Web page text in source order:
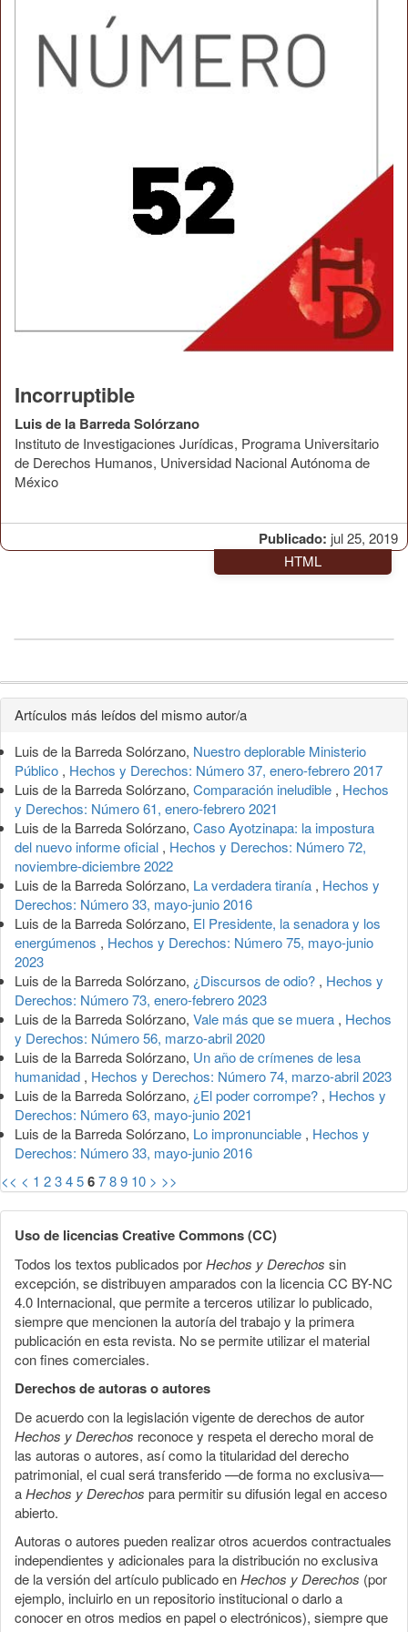
Publicado: jul 25, 2019
Incorruptible
Luis de la Barreda Solórzano
Instituto de Investigaciones Jurídicas, Programa Universitario
de Derechos Humanos, Universidad Nacional Autónoma de
México
HTML
Detalles
del
artículo
Artículos más leídos del mismo autor/a
Luis de la Barreda Solórzano, Nuestro deplorable Ministerio
Público , Hechos y Derechos: Número 37, enero-febrero 2017
Luis de la Barreda Solórzano, Comparación ineludible , Hechos
y Derechos: Número 61, enero-febrero 2021
Luis de la Barreda Solórzano, Caso Ayotzinapa: la impostura
del nuevo informe oficial , Hechos y Derechos: Número 72,
noviembre-diciembre 2022
Luis de la Barreda Solórzano, La verdadera tiranía , Hechos y
Derechos: Número 33, mayo-junio 2016
Luis de la Barreda Solórzano, El Presidente, la senadora y los
energúmenos , Hechos y Derechos: Número 75, mayo-junio
2023
Luis de la Barreda Solórzano, ¿Discursos de odio? , Hechos y
Derechos: Número 73, enero-febrero 2023
Luis de la Barreda Solórzano, Vale más que se muera , Hechos
y Derechos: Número 56, marzo-abril 2020
Luis de la Barreda Solórzano, Un año de crímenes de lesa
humanidad , Hechos y Derechos: Número 74, marzo-abril 2023
Luis de la Barreda Solórzano, ¿El poder corrompe? , Hechos y
Derechos: Número 63, mayo-junio 2021
Luis de la Barreda Solórzano, Lo impronunciable , Hechos y
Derechos: Número 33, mayo-junio 2016
<< < 1 23456789 10 > >>
Uso de licencias Creative Commons (CC)
Todos los textos publicados porHechos y Derechos sin
excepción, se distribuyen amparados con la licencia CC BY-NC
4.0 Internacional, que permite a terceros utilizar lo publicado,
siempre que mencionen la autoría del trabajo y la primera
publicación en esta revista. No se permite utilizar el material
con fines comerciales.
Derechos de autoras o autores
De acuerdo con la legislación vigente de derechos de autor
Hechos y Derechos reconoce y respeta el derecho moral de
las autoras o autores, así como la titularidad del derecho
patrimonial, el cual será transferido —de forma no exclusiva—
aHechos y Derechos para permitir su difusión legal en acceso
abierto.
Autoras o autores pueden realizar otros acuerdos contractuales
independientes y adicionales para la distribución no exclusiva
de la versión del artículo publicado enHechos y Derechos (por
ejemplo, incluirlo en un repositorio institucional o darlo a
conocer en otros medios en papel o electrónicos), siempre que